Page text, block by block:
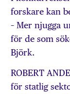
forskare kan
– Mer njugga
för de som
Björk.
ROBERT
för statlig